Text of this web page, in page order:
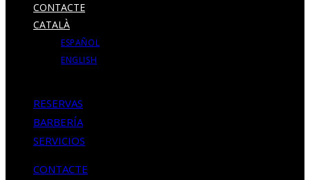
CONTACTE
CATALÀ
ESPAÑOL
ENGLISH
RESERVAS
BARBERÍA
SERVICIOS
CONTACTE